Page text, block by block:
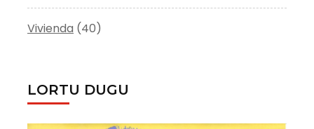
Vivienda (40)
LORTU DUGU